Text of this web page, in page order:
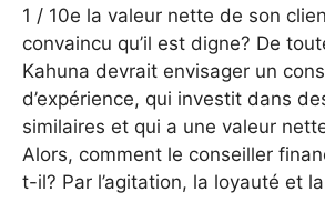
1 / 10e la valeur nette de son
convaincu qu’il est digne? De
Kahuna devrait envisager un
d’expérience, qui investit dans
similaires et qui a une valeur
Alors, comment le conseiller
t-il? Par l’agitation, la loyauté et